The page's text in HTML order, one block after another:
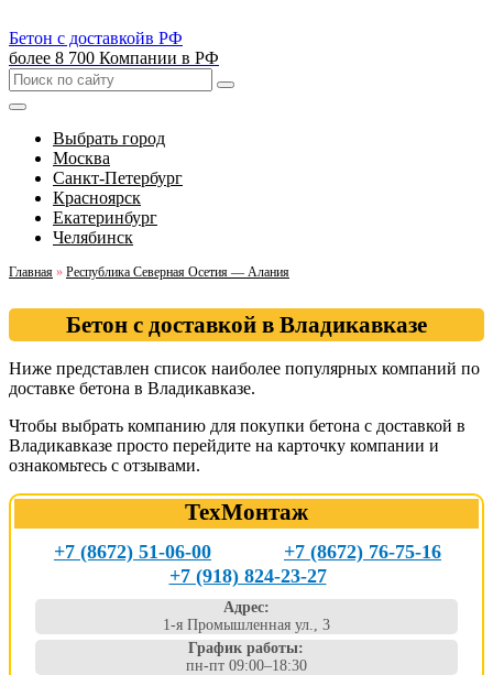
Бетон с доставкойв РФ
более 8 700 Компании в РФ
Выбрать город
Москва
Санкт-Петербург
Красноярск
Екатеринбург
Челябинск
Главная » Республика Северная Осетия — Алания
Бетон с доставкой в Владикавказе
Ниже представлен список наиболее популярных компаний по
доставке бетона в Владикавказе.
Чтобы выбрать компанию для покупки бетона с доставкой в
Владикавказе просто перейдите на карточку компании и
ознакомьтесь с отзывами.
ТехМонтаж
+7 (8672) 51-06-00
+7 (8672) 76-75-16
+7 (918) 824-23-27
Адрес:
1-я Промышленная ул., 3
График работы:
пн-пт 09:00–18:30